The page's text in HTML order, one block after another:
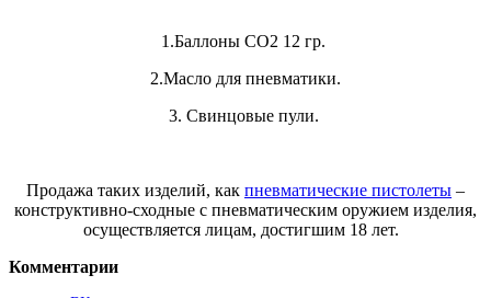
1.Баллоны СО2 12 гр.
2.Масло для пневматики.
3. Свинцовые пули.
Продажа таких изделий, как пневматические пистолеты –
конструктивно-сходные с пневматическим оружием изделия,
осуществляется лицам, достигшим 18 лет.
Комментарии